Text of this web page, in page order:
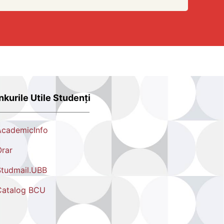
Utile Studenți
BCU